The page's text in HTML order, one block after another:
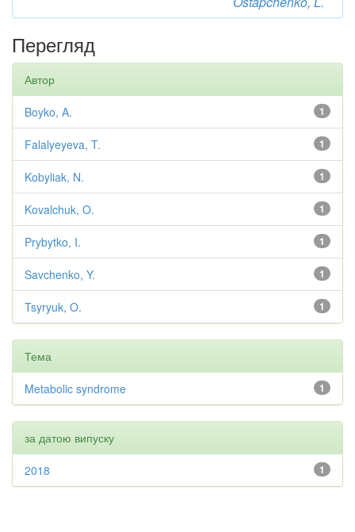
Перегляд
Автор
1
Boyko, A.
1
Falalyeyeva, T.
1
Kobyliak, N.
1
Kovalchuk, O.
1
Prybytko, I.
1
Savchenko, Y.
1
Tsyryuk, O.
Тема
1
Metabolic syndrome
за датою випуску
1
2018